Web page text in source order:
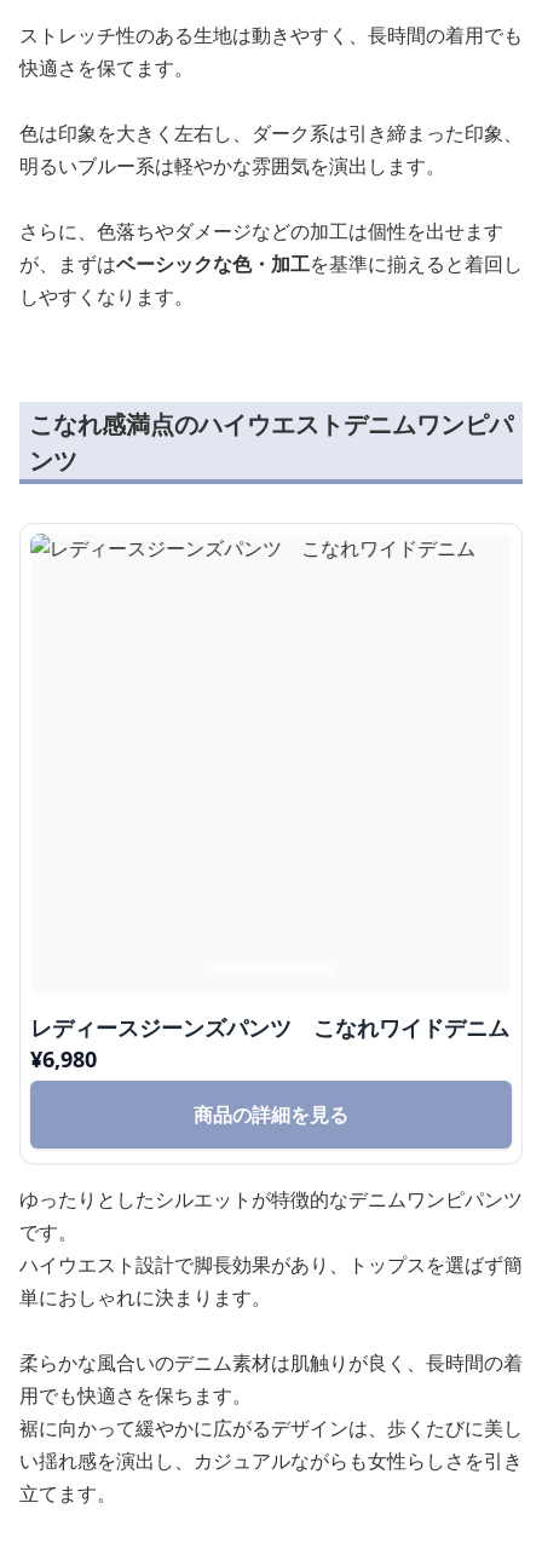
ストレッチ性のある生地は動きやすく、長時間の着用でも
快適さを保てます。
色は印象を大きく左右し、ダーク系は引き締まった印象、
明るいブルー系は軽やかな雰囲気を演出します。
さらに、色落ちやダメージなどの加工は個性を出せます
が、まずはベーシックな色・加工を基準に揃えると着回し
しやすくなります。
こなれ感満点のハイウエストデニムワンピパ
ンツ
レディースジーンズパンツ こなれワイドデニム
¥6,980
商品の詳細を見る
ゆったりとしたシルエットが特徴的なデニムワンピパンツ
です。
ハイウエスト設計で脚長効果があり、トップスを選ばず簡
単におしゃれに決まります。
柔らかな風合いのデニム素材は肌触りが良く、長時間の着
用でも快適さを保ちます。
裾に向かって緩やかに広がるデザインは、歩くたびに美し
い揺れ感を演出し、カジュアルながらも女性らしさを引き
立てます。